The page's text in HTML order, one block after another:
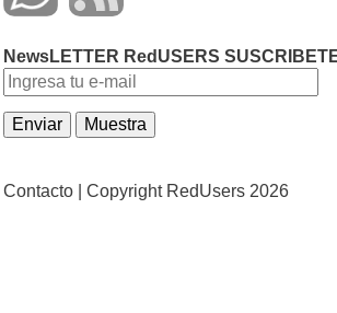
NewsLETTER RedUSERS
Contacto | Copyright RedUsers 2026